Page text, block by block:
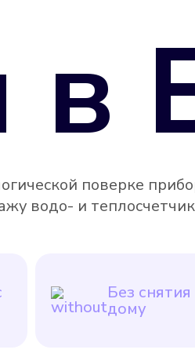
в
поверке
водо- и
Без снятия
дому